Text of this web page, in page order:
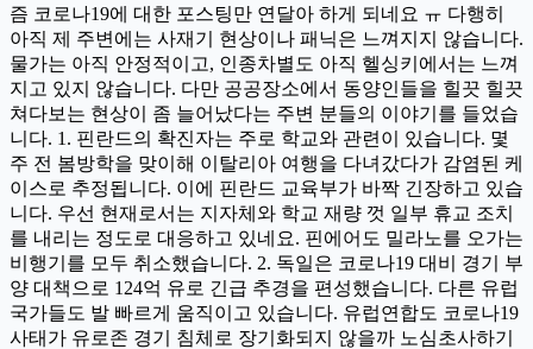
즘 코로나19에 대한 포스팅만 연달아 하게 되네요 ㅠ 다행히
아직 제 주변에는 사재기 현상이나 패닉은 느껴지지 않습니다.
물가는 아직 안정적이고, 인종차별도 아직 헬싱키에서는 느껴
지고 있지 않습니다. 다만 공공장소에서 동양인들을 힐끗 힐끗
쳐다보는 현상이 좀 늘어났다는 주변 분들의 이야기를 들었습
니다. 1. 핀란드의 확진자는 주로 학교와 관련이 있습니다. 몇
주 전 봄방학을 맞이해 이탈리아 여행을 다녀갔다가 감염된 케
이스로 추정됩니다. 이에 핀란드 교육부가 바짝 긴장하고 있습
니다. 우선 현재로서는 지자체와 학교 재량 껏 일부 휴교 조치
를 내리는 정도로 대응하고 있네요. 핀에어도 밀라노를 오가는
비행기를 모두 취소했습니다. 2. 독일은 코로나19 대비 경기 부
양 대책으로 124억 유로 긴급 추경을 편성했습니다. 다른 유럽
국가들도 발 빠르게 움직이고 있습니다. 유럽연합도 코로나19
사태가 유로존 경기 침체로 장기화되지 않을까 노심초사하기